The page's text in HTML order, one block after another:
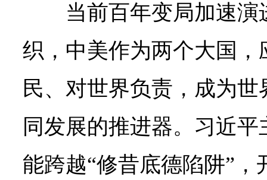
当前百年变局加速
织，中美作为两个大国
民、对世界负责，成为
同发展的推进器。习近
能跨越“修昔底德陷阱”，